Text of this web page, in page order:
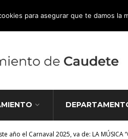
827 000
año el Carnaval 2025, va de: LA MÚSICA
para asegurar que te damos